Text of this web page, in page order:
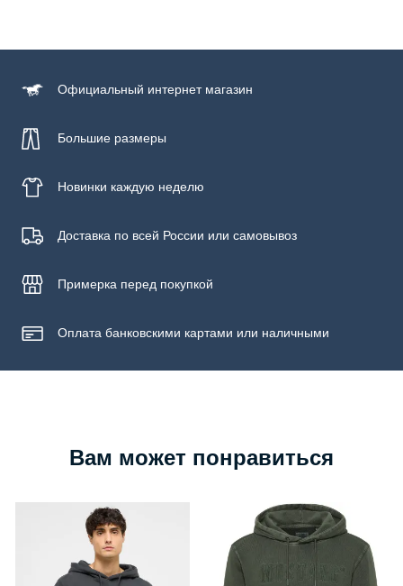
Официальный интернет магазин
Большие размеры
Новинки каждую неделю
Доставка по всей России или самовывоз
Примерка перед покупкой
Оплата банковскими картами или наличными
Вам может понравиться